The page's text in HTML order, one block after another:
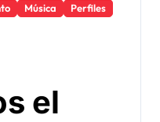
Música
Perfiles
el